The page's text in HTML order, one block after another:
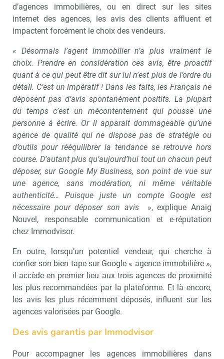
d’agences immobilières, ou en direct sur les sites
internet des agences, les avis des clients affluent et
impactent forcément le choix des vendeurs.
« Désormais l’agent immobilier n’a plus vraiment le
choix. Prendre en considération ces avis, être proactif
quant à ce qui peut être dit sur lui n’est plus de l’ordre du
détail. C’est un impératif ! Dans les faits, les Français ne
déposent pas d’avis spontanément positifs. La plupart
du temps c’est un mécontentement qui pousse une
personne à écrire. Or il apparait dommageable qu’une
agence de qualité qui ne dispose pas de stratégie ou
d’outils pour rééquilibrer la tendance se retrouve hors
course. D’autant plus qu’aujourd’hui tout un chacun peut
déposer, sur Google My Business, son point de vue sur
une agence, sans modération, ni même véritable
authenticité… Puisque juste un compte Google est
nécessaire pour déposer son avis
», explique Anaig
Nouvel, responsable communication et e-réputation
chez Immodvisor.
En outre, lorsqu’un potentiel vendeur, qui cherche à
confier son bien tape sur Google « agence immobilière »,
il accède en premier lieu aux trois agences de proximité
les plus recommandées par la plateforme. Et là encore,
les avis les plus récemment déposés, influent sur les
agences valorisées par Google.
Des avis garantis par Immodvisor
Pour accompagner les agences immobilières dans